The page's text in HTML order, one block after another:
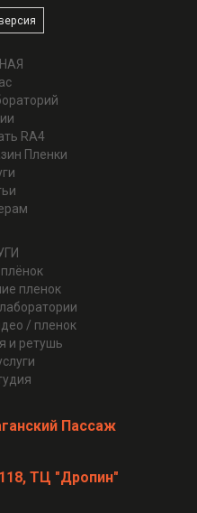
RA4
Пленки
пленок
/ пленок
и ретушь
Пассаж
ТЦ "Дропин"